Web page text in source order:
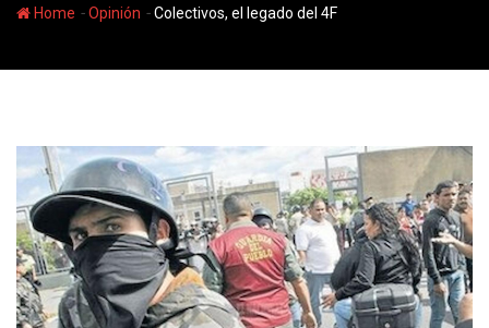
Home -Opinión -Colectivos, el legado del 4F